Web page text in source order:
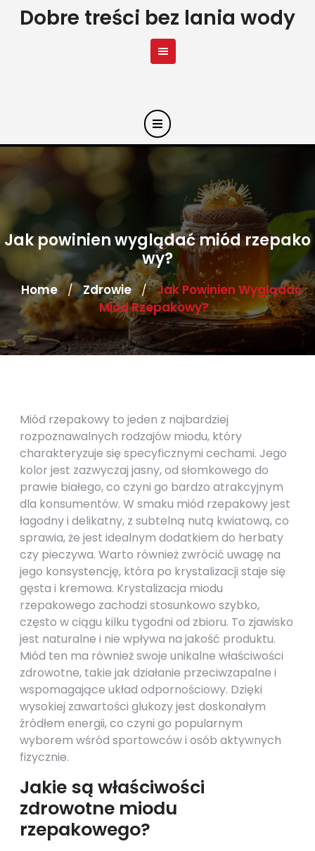
SkipDobre treści bez lania wody
Jak powinien wyglądać miód rzepako
wy?
Home / Zdrowie / Jak Powinien Wyglądać
Miód Rzepakowy?
Miód rzepakowy to jeden z najbardziej
rozpoznawalnych rodzajów miodu, który
charakteryzuje się specyficznymi cechami. Jego
kolor jest zazwyczaj jasny, od słomkowego do
prawie białego, co czyni go bardzo atrakcyjnym
dla konsumentów. W smaku miód rzepakowy jest
łagodny i delikatny, z subtelną nutą kwiatową, co
sprawia, że jest idealnym dodatkiem do herbaty
czy pieczywa. Warto również zwrócić uwagę na
jego konsystencję, która po krystalizacji staje się
gęsta i kremowa. Krystalizacja miodu
rzepakowego zachodzi stosunkowo szybko,
często w ciągu kilku tygodni od zbioru. To zjawisko
jest naturalne i nie wpływa na jakość produktu.
Miód ten ma również swoje unikalne właściwości
zdrowotne, takie jak działanie przeciwzapalne i
wspomagające układ odpornościowy. Dzięki
wysokiej zawartości glukozy jest doskonałym
źródłem energii, co czyni go popularnym
wyborem wśród sportowców i osób aktywnych
fizycznie.
Jakie są właściwości
zdrowotne miodu
rzepakowego?